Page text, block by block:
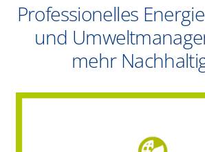
Professionelles
und
mehr